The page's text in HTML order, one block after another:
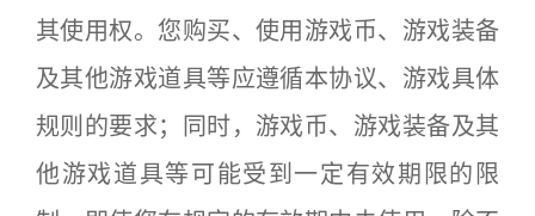
其使用权。您购买、使用游戏币、游戏装备
及其他游戏道具等应遵循本协议、游戏具体
规则的要求；同时，游戏币、游戏装备及其
他游戏道具等可能受到一定有效期限的限